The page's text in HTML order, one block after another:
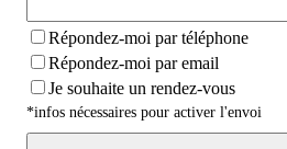
Répondez-moi par téléphone
Répondez-moi par email
Je souhaite un rendez-vous
*infos nécessaires pour activer l'envoi